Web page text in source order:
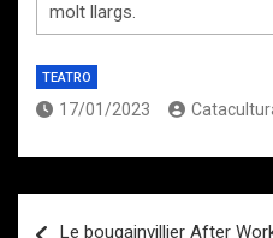
molt llargs.
TEATRO
17/01/2023
Le bougainvillier After